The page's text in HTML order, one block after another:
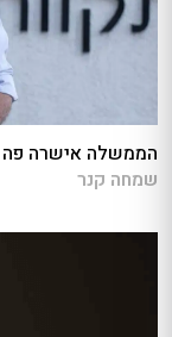
הממשלה אישרה פה
שמחה קנר